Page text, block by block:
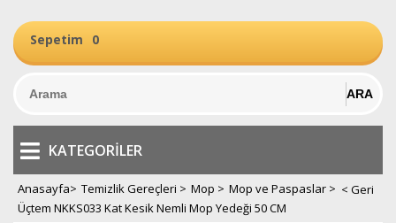
Sepetim 0
KATEGORILER
Anasayfa> Temizlik Gereçleri > Mop > Mop ve Paspaslar >
Üçtem NKKS033 Kat Kesik Nemli Mop Yedeği 50 CM